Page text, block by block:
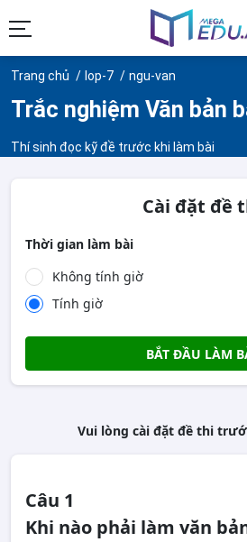
Trang chủ lop-7 ngu-van
Trắc nghiệm Văn bản
Thí sinh đọc kỹ đề trước khi làm bài
Cài đặt đề
Thời gian làm bài
Không tính giờ
Tính giờ
BẮT ĐẦU LÀM
Vui lòng cài đặt đề thi
Câu 1
Khi nào phải làm văn